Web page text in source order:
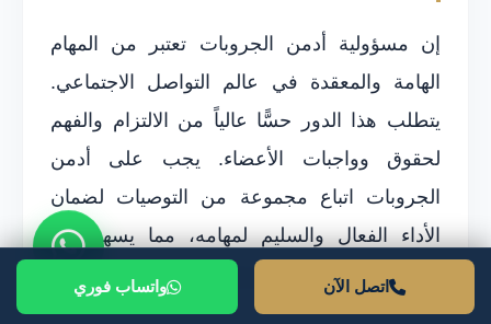
إن مسؤولية أدمن الجروبات تعتبر من المهام
الهامة والمعقدة في عالم التواصل الاجتماعي.
يتطلب هذا الدور حسًّا عالياً من الالتزام والفهم
لحقوق وواجبات الأعضاء. يجب على أدمن
الجروبات اتباع مجموعة من التوصيات لضمان
الأداء الفعال والسليم لمهامه، مما يسهم في
الحفاظ على بيئة آمنة ومفيدة للجميع.
اتصل الآن واتساب فوري